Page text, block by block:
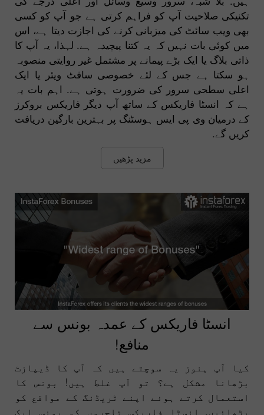
تکنیکی صلاحیت آپ کو فراہم کرتی ہے جو آپ کو کسی
بھی ویب سائٹ کی میزبانی کرنے کی اجازت دیتا ہے، اس
میں کوئی بات نہیں کہ یہ کتنا پیچیدہ ہے. لہذا، یہ آپ کا
ذاتی بلاگ یا ایک بڑے پیمانے پر مشتمل غیر روایتی منصوبہ
ہو سکتا ہے جس کے لئے خصوصی سافٹ ویئر یا ایک
اعلی سطحی سرور کی ضرورت ہوتی ہے. اہم بات یہ
ہے کہ انسٹا فاریکس کے ساتھ آپ دیگر فاریکس بروکرز
کے درمیان وی پی ایس ہوسٹنگ پر بہترین بارگین دریافت
کریں گے.
مزید پڑھیں
انسٹا فاریکس کے عمدہ بونس سے
منافع!
کیا آپ ہنوز یہ سوچتے ہیں کہ آپ کا ڈیپازٹ
بڑھانا مشکل ہے؟ تو آپ غلط ہیں! بونس کا
استعمال کرتے ہوئے اپنے ٹریڈنگ کے مواقع کو
بڑھائیں. انسٹا فاریکس تاجروں کو بونس ایک